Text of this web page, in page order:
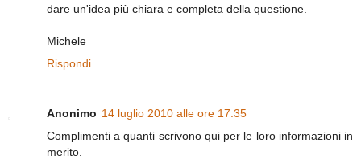
dare un'idea più chiara e completa della questione.
Michele
Rispondi
Anonimo 14 luglio 2010 alle ore 17:35
Complimenti a quanti scrivono qui per le loro informazioni in
merito.